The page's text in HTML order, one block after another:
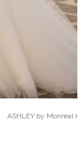
ASHLEY by Monreal